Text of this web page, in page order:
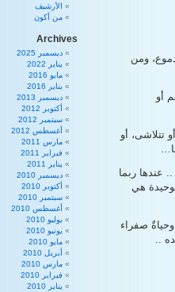
ومن
عدهم أو
تتلاشى، أو
عندها ربما
هي
وحياةٌ صفراء
..
الأرشيف
من أكون
Archives
ديسمبر 2025
يناير 2022
مايو 2016
يناير 2016
ديسمبر 2013
أكتوبر 2012
سبتمبر 2012
أغسطس 2012
مارس 2011
فبراير 2011
يناير 2011
ديسمبر 2010
أكتوبر 2010
سبتمبر 2010
أغسطس 2010
يوليو 2010
يونيو 2010
مايو 2010
أبريل 2010
مارس 2010
فبراير 2010
يناير 2010